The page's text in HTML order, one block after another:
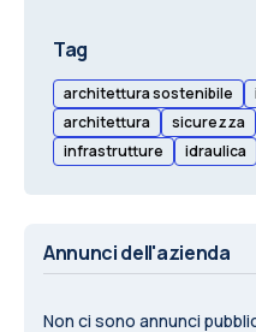
Tag
architettura sostenibile
architettura
sicurezza
infrastrutture
idraulica
Annunci dell'azienda
Non ci sono annunci